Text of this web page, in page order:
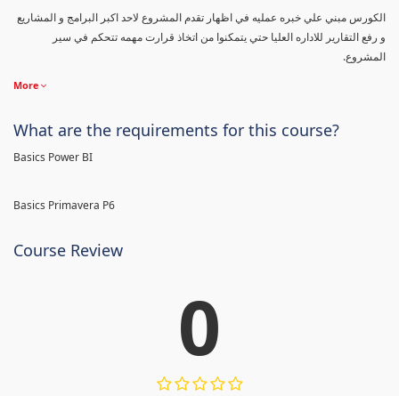
الكورس مبني علي خبره عمليه في اظهار تقدم المشروع لاحد اكبر البرامج و المشاريع
و رفع التقارير للاداره العليا حتي يتمكنوا من اتخاذ قرارت مهمه تتحكم في سير
المشروع.
More
What are the requirements for this course?
Basics Power BI
Basics Primavera P6
Course Review
0